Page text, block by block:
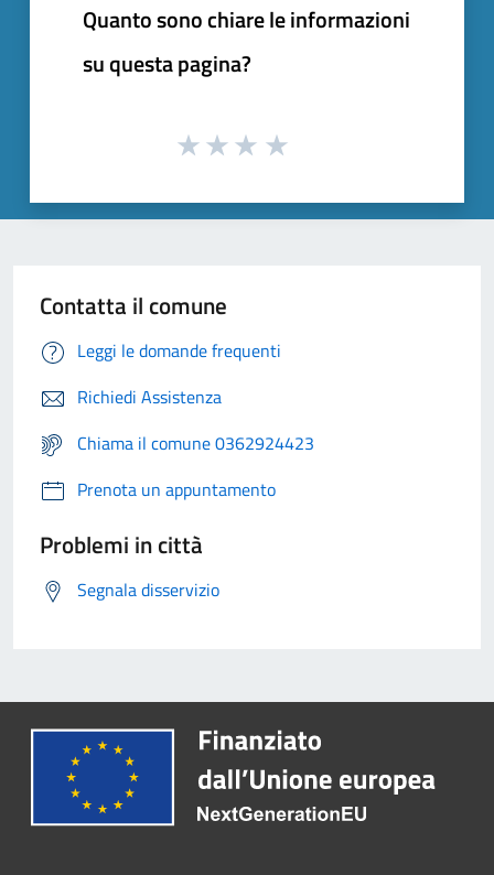
Quanto sono chiare le informazioni
su questa pagina?
Contatta il comune
Leggi le domande frequenti
Richiedi Assistenza
Chiama il comune 0362924423
Prenota un appuntamento
Problemi in città
Segnala disservizio